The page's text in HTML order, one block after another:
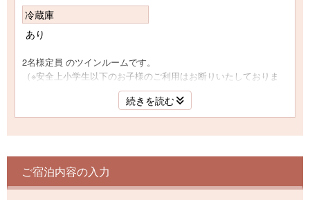
冷蔵庫
あり
2名様定員 のツインルームです。
（※安全上小学生以下のお子様のご利用はお断りいたしておりま
こじんまりとしたお部屋ですがベッドで快適に過ごしたい方に人
気。
続きを読む
ご宿泊内容の入力